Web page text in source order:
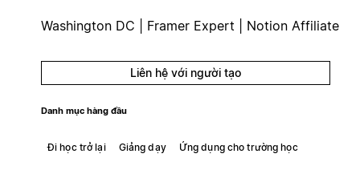
Washington DC | Framer Expert | Notion Affiliate
Liên hệ với người tạo
Danh mục hàng đầu
Đi học trở lại Giảng dạy Ứng dụng cho trường học